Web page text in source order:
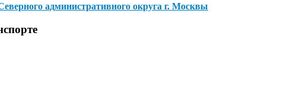
административного округа г. Москвы